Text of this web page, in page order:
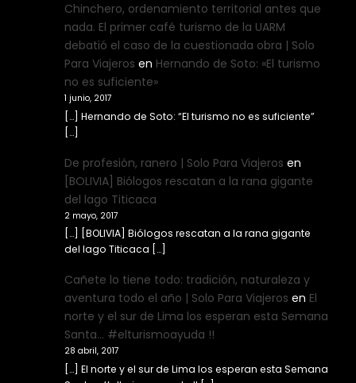
Chinchero, ordenamiento territorial antes que
nada. El primer café turismo de la UARM
debatió el caso de la cuestionada obra | Solo
Para Viajeros en Hernando de Soto: «El turismo
no es suficiente»
1 junio, 2017
[…] Hernando de Soto: “El turismo no es suficiente”
[…]
De profesión, ranero | Solo Para Viajeros en
[BOLIVIA] Biólogos rescatan a la rana gigante
del lago Titicaca
2 mayo, 2017
[…] [BOLIVIA] Biólogos rescatan a la rana gigante
del lago Titicaca […]
Cañete lo tiene todo: tradición, naturaleza y
aventura todo el año | Solo Para Viajeros en El
norte y el sur de Lima los esperan esta Semana
Santa… #elturismoayuda !!
28 abril, 2017
[…] El norte y el sur de Lima los esperan esta Semana